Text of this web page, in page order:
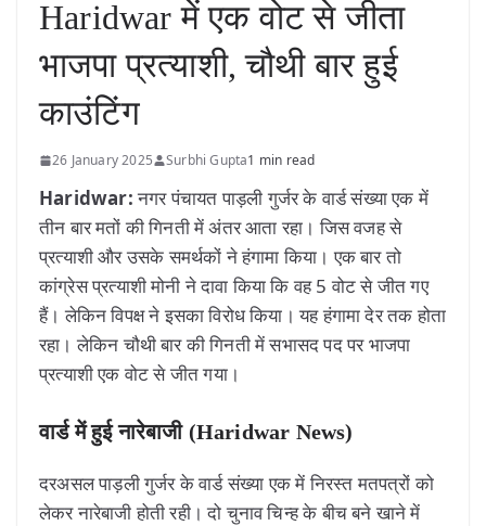
Haridwar में एक वोट से जीता
भाजपा प्रत्याशी, चौथी बार हुई
काउंटिंग
26 January 2025 Surbhi Gupta1 min read
Haridwar:नगर पंचायत पाड़ली गुर्जर के वार्ड संख्या एक में
तीन बार मतों की गिनती में अंतर आता रहा। जिस वजह से
प्रत्याशी और उसके समर्थकों ने हंगामा किया। एक बार तो
कांग्रेस प्रत्याशी मोनी ने दावा किया कि वह 5 वोट से जीत गए
हैं। लेकिन विपक्ष ने इसका विरोध किया। यह हंगामा देर तक होता
रहा। लेकिन चौथी बार की गिनती में सभासद पद पर भाजपा
प्रत्याशी एक वोट से जीत गया।
वार्ड में हुई नारेबाजी (Haridwar News)
दरअसल पाड़ली गुर्जर के वार्ड संख्या एक में निरस्त मतपत्रों को
लेकर नारेबाजी होती रही। दो चुनाव चिन्ह के बीच बने खाने में